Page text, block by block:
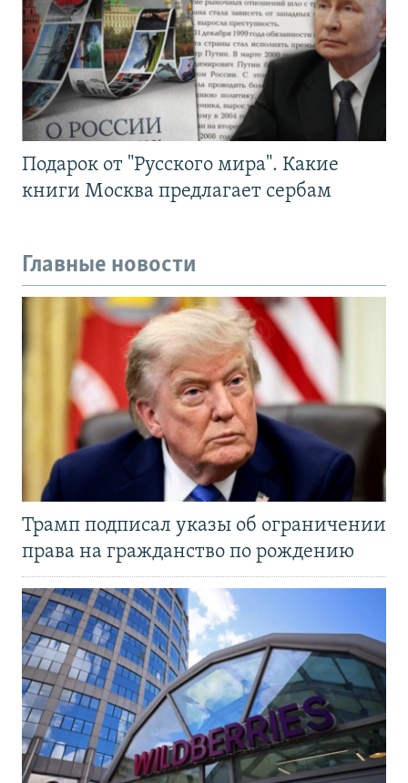
Подарок от "Русского мира". Какие
книги Москва предлагает сербам
Главные новости
Трамп подписал указы об ограничении
права на гражданство по рождению